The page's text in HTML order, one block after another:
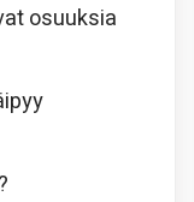
osuuksia